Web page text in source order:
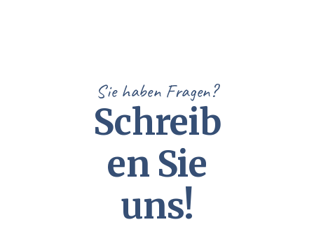
Sie haben Fragen?
Schreib
en Sie
uns!